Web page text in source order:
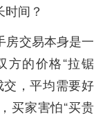
间？
交易本身是一
方的价格“拉锯
，平均需要好
买家害怕“买贵